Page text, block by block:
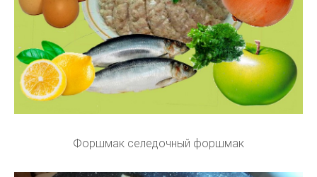
Форшмак селедочный форшмак